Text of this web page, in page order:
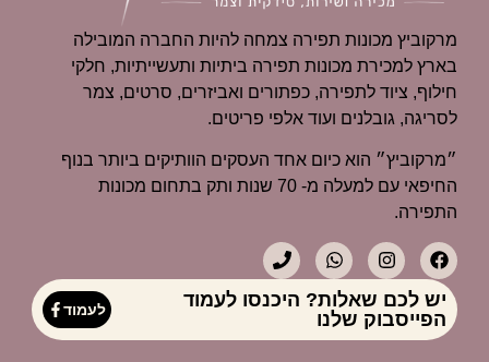
מרקוביץ מכונות תפירה צמחה להיות החברה המובילה
בארץ למכירת מכונות תפירה ביתיות ותעשייתיות, חלקי
חילוף, ציוד לתפירה, כפתורים ואביזרים, סרטים, צמר
לסריגה, גובלנים ועוד אלפי פריטים.
״מרקוביץ״ הוא כיום אחד העסקים הוותיקים ביותר בנוף
החיפאי עם למעלה מ- 70 שנות ותק בתחום מכונות
התפירה.
יש לכם שאלות? היכנסו לעמוד
הפייסבוק שלנו
לעמוד